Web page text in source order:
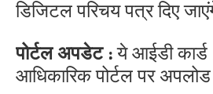
पोर्टल अपडेट :ये आईडी
आधिकारिक पोर्टल पर